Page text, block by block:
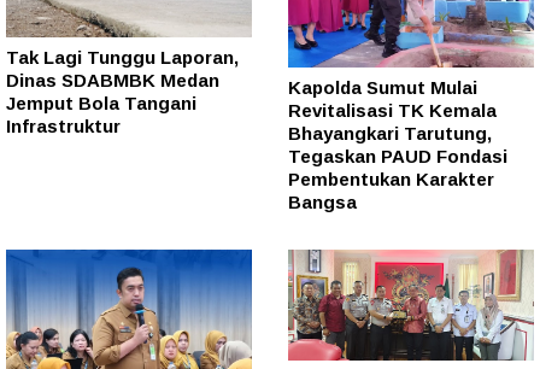
Tak Lagi Tunggu Laporan,
Dinas SDABMBK Medan
Jemput Bola Tangani
Infrastruktur
Kapolda Sumut Mulai
Revitalisasi TK Kemala
Bhayangkari Tarutung,
Tegaskan PAUD Fondasi
Pembentukan Karakter
Bangsa